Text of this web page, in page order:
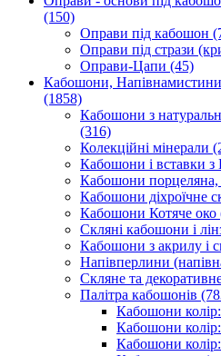
(150)
Оправи під кабошон
Оправи під стрази
Оправи-Цапи (45)
Кабошони,
(1858)
Кабошони з
(316)
Колекційні мінерали
Кабошони і вставки
Кабошони порцеляна,
Кабошони діхроїчне
Кабошони Котяче око
Скляні кабошони і
Кабошони з акрилу і
Напівперлини
Скляне та
Палітра кабошонів
Кабошони
Кабошони
Кабошони